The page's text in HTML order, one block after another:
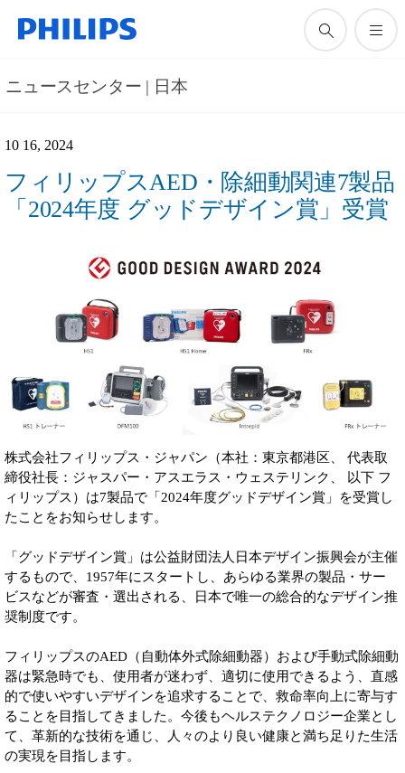
ニュースセンター | 日本
10 16, 2024
フィリップスAED・除細動関連7製品
「2024年度 グッドデザイン賞」受賞
株式会社フィリップス・ジャパン（本社：東京都港区、 代表取
締役社長：ジャスパー・アスエラス・ウェステリンク、 以下 フ
ィリップス）は7製品で「2024年度グッドデザイン賞」を受賞し
たことをお知らせします。
「グッドデザイン賞」は公益財団法人日本デザイン振興会が主催
するもので、1957年にスタートし、あらゆる業界の製品・サー
ビスなどが審査・選出される、日本で唯一の総合的なデザイン推
奨制度です。
フィリップスのAED（自動体外式除細動器）および手動式除細動
器は緊急時でも、使用者が迷わず、適切に使用できるよう、直感
的で使いやすいデザインを追求することで、救命率向上に寄与す
ることを目指してきました。今後もヘルステクノロジー企業とし
て、革新的な技術を通じ、人々のより良い健康と満ち足りた生活
の実現を目指します。